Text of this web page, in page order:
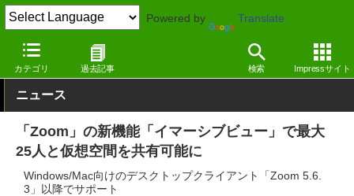
Powered by Translate
カテゴリ 過去記事 検索 Impressサイト
窓の杜 オフィス・ドキュメント Windows
ニュース
「Zoom」の新機能「イマーシブビュー」で最大
25人と仮想空間を共有可能に
Windows/Mac向けのデスクトップクライアント「Zoom 5.6.
3」以降でサポート